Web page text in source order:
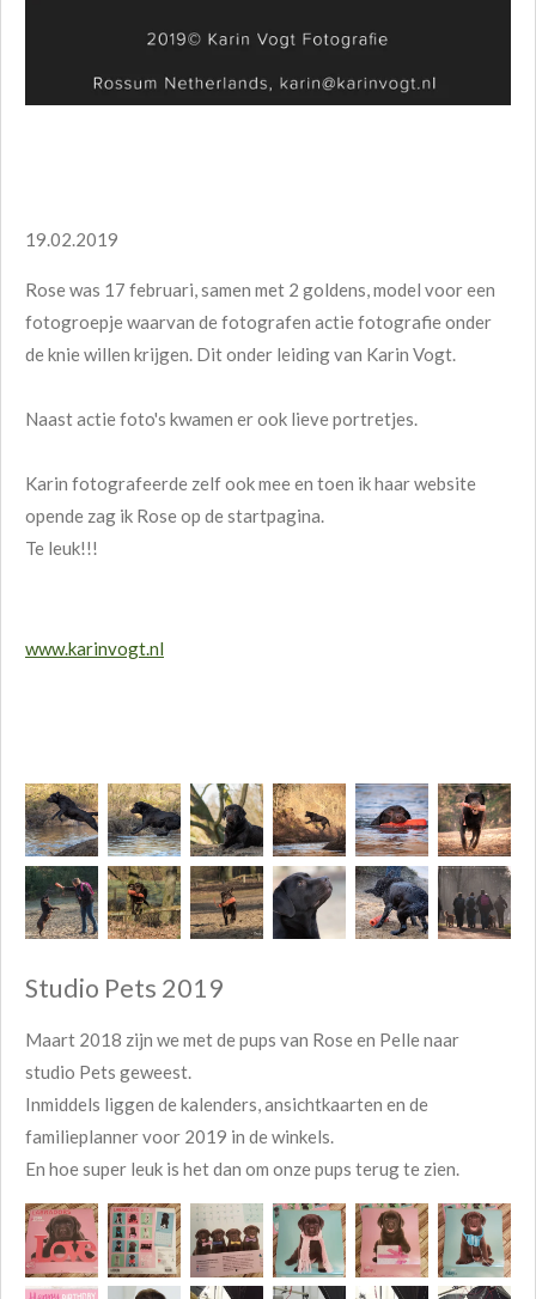
19.02.2019
Rose was 17 februari, samen met 2 goldens, model voor een
fotogroepje waarvan de fotografen actie fotografie onder
de knie willen krijgen. Dit onder leiding van Karin Vogt.
Naast actie foto's kwamen er ook lieve portretjes.
Karin fotografeerde zelf ook mee en toen ik haar website
opende zag ik Rose op de startpagina.
Te leuk!!!
www.karinvogt.nl
Studio Pets 2019
Maart 2018 zijn we met de pups van Rose en Pelle naar
studio Pets geweest.
Inmiddels liggen de kalenders, ansichtkaarten en de
familieplanner voor 2019 in de winkels.
En hoe super leuk is het dan om onze pups terug te zien.